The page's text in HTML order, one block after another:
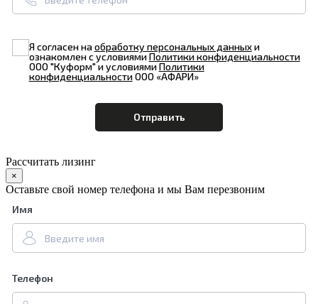
Я согласен наобработку персональных данныхи
ознакомлен с условиямиПолитики конфиденциальности
ООО "Куформ" и условиямиПолитики
конфиденциальностиООО «АФАРИ»
Рассчитать лизинг
×
Оставьте свой номер телефона и мы Вам перезвоним
Имя
Телефон